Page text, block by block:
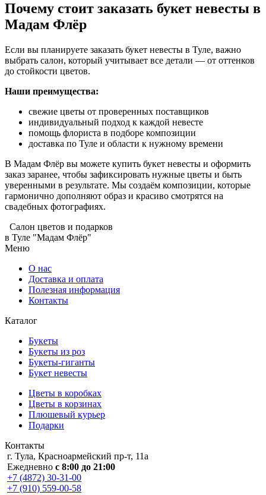
Почему стоит заказать букет невесты в
Мадам Флёр
Если вы планируете заказать букет невесты в Туле, важно
выбрать салон, который учитывает все детали — от оттенков
до стойкости цветов.
Наши преимущества:
свежие цветы от проверенных поставщиков
индивидуальный подход к каждой невесте
помощь флориста в подборе композиции
доставка по Туле и области к нужному времени
В Мадам Флёр вы можете купить букет невесты и оформить
заказ заранее, чтобы зафиксировать нужные цветы и быть
уверенными в результате. Мы создаём композиции, которые
гармонично дополняют образ и красиво смотрятся на
свадебных фотографиях.
Салон цветов и подарков
в Туле "Мадам Флёр"
Меню
О нас
Доставка и оплата
Полезная информация
Контакты
Каталог
Букеты
Букеты из роз
Букеты-гиганты
Букет невесты
Цветы в коробках
Цветы в корзинах
Плюшевый курьер
Подарки
Контакты
г. Тула, Красноармейский пр-т, 11а
Ежедневно с 8:00 до 21:00
+7 (4872) 30-31-00
+7 (910) 559-00-58